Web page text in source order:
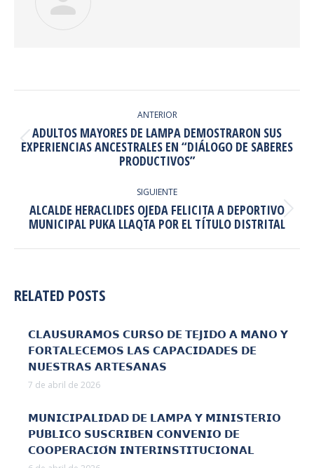
PUBLICACIONES
ANTERIOR
Publicación
anterior:
ADULTOS MAYORES DE LAMPA DEMOSTRARON SUS
EXPERIENCIAS ANCESTRALES EN “DIÁLOGO DE SABERES
PRODUCTIVOS”
SIGUIENTE
Publicación
siguiente:
ALCALDE HERACLIDES OJEDA FELICITA A DEPORTIVO
MUNICIPAL PUKA LLAQTA POR EL TÍTULO DISTRITAL
RELATED POSTS
𝗖𝗟𝗔𝗨𝗦𝗨𝗥𝗔𝗠𝗢𝗦 𝗖𝗨𝗥𝗦𝗢 𝗗𝗘 𝗧𝗘𝗝𝗜𝗗𝗢 𝗔 𝗠𝗔𝗡𝗢 𝗬
𝗙𝗢𝗥𝗧𝗔𝗟𝗘𝗖𝗘𝗠𝗢𝗦 𝗟𝗔𝗦 𝗖𝗔𝗣𝗔𝗖𝗜𝗗𝗔𝗗𝗘𝗦 𝗗𝗘
𝗡𝗨𝗘𝗦𝗧𝗥𝗔𝗦 𝗔𝗥𝗧𝗘𝗦𝗔𝗡𝗔𝗦
7 de abril de 2026
𝗠𝗨𝗡𝗜𝗖𝗜𝗣𝗔𝗟𝗜𝗗𝗔𝗗 𝗗𝗘 𝗟𝗔𝗠𝗣𝗔 𝗬 𝗠𝗜𝗡𝗜𝗦𝗧𝗘𝗥𝗜𝗢
𝗣𝗨́𝗕𝗟𝗜𝗖𝗢 𝗦𝗨𝗦𝗖𝗥𝗜𝗕𝗘𝗡 𝗖𝗢𝗡𝗩𝗘𝗡𝗜𝗢 𝗗𝗘
𝗖𝗢𝗢𝗣𝗘𝗥𝗔𝗖𝗜𝗢́𝗡 𝗜𝗡𝗧𝗘𝗥𝗜𝗡𝗦𝗧𝗜𝗧𝗨𝗖𝗜𝗢𝗡𝗔𝗟